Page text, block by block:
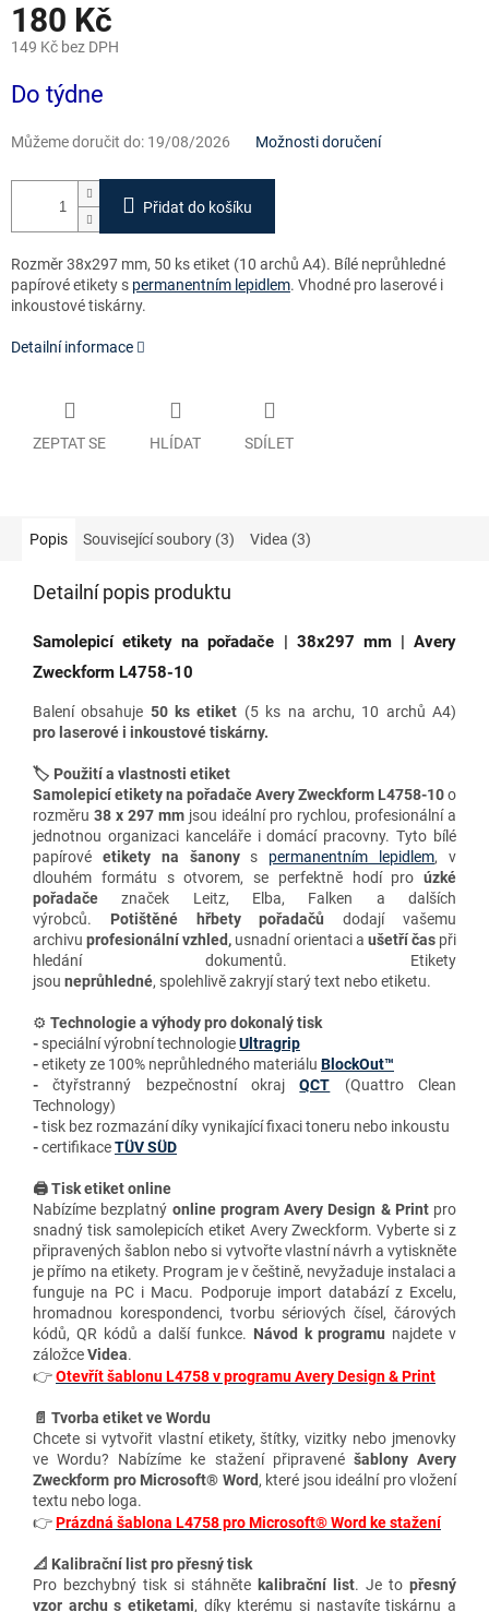
180 Kč
149 Kč bez DPH
cena:
Do týdne
Můžeme doručit do: 19/08/2026 Možnosti doručení
Přidat do košíku
Rozměr 38x297 mm, 50 ks etiket (10 archů A4). Bílé neprůhledné
papírové etikety s permanentním lepidlem. Vhodné pro laserové i
inkoustové tiskárny.
Detailní informace
ZEPTAT SE HLÍDAT SDÍLET
Popis Související soubory (3) Videa (3)
Detailní popis produktu
Samolepicí etikety na pořadače | 38x297 mm | Avery
Zweckform L4758-10
Balení obsahuje 50 ks etiket (5 ks na archu, 10 archů A4)
pro laserové i inkoustové tiskárny.
🏷️ Použití a vlastnosti etiket
Samolepicí etikety na pořadače Avery Zweckform L4758-10o
rozměru 38 x 297 mm jsou ideální pro rychlou, profesionální a
jednotnou organizaci kanceláře i domácí pracovny. Tyto bílé
papírové etikety na šanonys permanentním lepidlem, v
dlouhém formátu s otvorem, se perfektně hodí pro úzké
pořadačeznaček Leitz, Elba, Falken a dalších
výrobců. Potištěné hřbety pořadačůdodají vašemu
archivuprofesionální vzhled, usnadní orientaci a ušetří časpři
hledání dokumentů. Etikety
jsou neprůhledné, spolehlivě zakryjí starý text nebo etiketu.
⚙️ Technologie a výhodypro dokonalý tisk
- speciální výrobní technologieUltragrip
-etikety ze 100% neprůhledného materiálu BlockOut™
-čtyřstranný bezpečnostní okraj QCT
(Quattro Clean
Technology)
-tisk bez rozmazání díky vynikající fixaci toneru nebo inkoustu
-certifikaceTÜV SÜD
🖨️ Tisk etiket online
Nabízíme bezplatný online program Avery Design & Print pro
snadný tisk samolepicích etiket Avery Zweckform. Vyberte si z
připravených šablon nebo si vytvořte vlastní návrh a vytiskněte
je přímo na etikety. Program je v češtině, nevyžaduje instalaci a
funguje na PC i Macu. Podporuje import databází z Excelu,
hromadnou korespondenci, tvorbu sériových čísel, čárových
kódů, QR kódů a další funkce. Návod k programu najdete v
záložceVidea.
👉Otevřít šablonu L4758 v programu Avery Design & Print
📄 Tvorba etiket ve Wordu
Chcete si vytvořit vlastní etikety, štítky, vizitky nebo jmenovky
ve Wordu? Nabízíme ke stažení připravené šablony Avery
Zweckform pro Microsoft® Word, které jsou ideální pro vložení
textu nebo loga.
👉Prázdná šablona L4758 pro Microsoft® Word ke stažení
📐 Kalibrační list pro přesný tisk
Pro bezchybný tisk si stáhněte kalibrační list. Je to přesný
vzor archu s etiketami, díky kterému si nastavíte tiskárnu a